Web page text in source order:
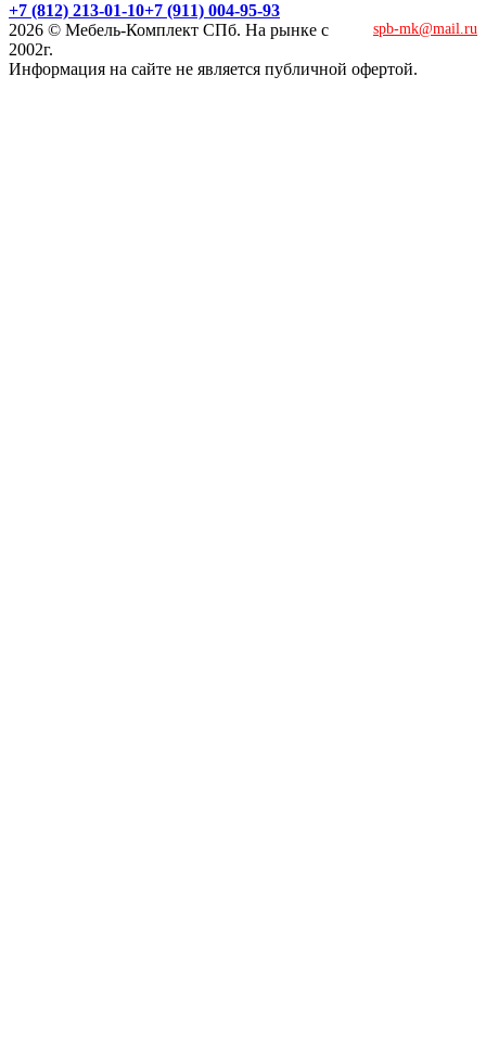
+7 (812) 213-01-10+7 (911) 004-95-93
spb-mk@mail.ru
2026 © Мебель-Комплект СПб. На рынке с
2002г.
Информация на сайте не является публичной офертой.